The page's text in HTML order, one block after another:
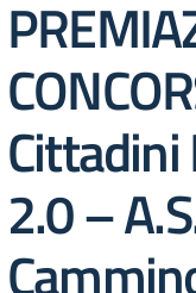
Cittadini
2.0 –